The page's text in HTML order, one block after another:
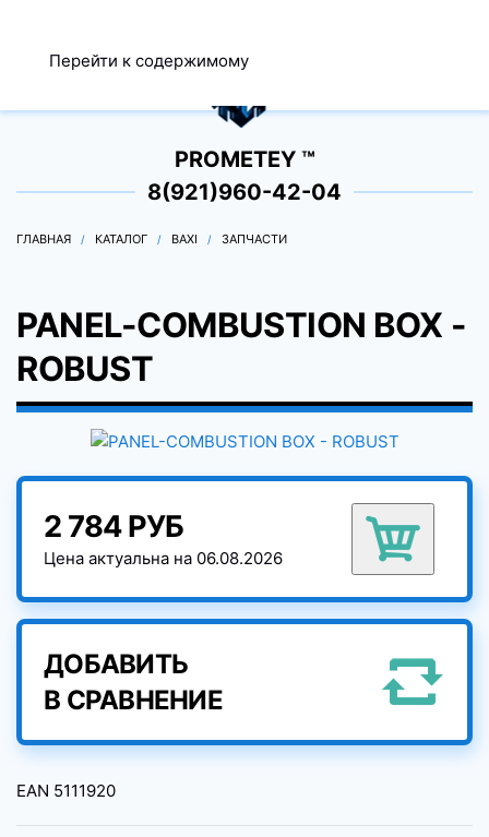
Перейти к содержимому
0
PROMETEY ™
8(921)960-42-04
ГЛАВНАЯ КАТАЛОГ BAXI ЗАПЧАСТИ
PANEL-COMBUSTION BOX -
ROBUST
2 784 РУБ
Цена актуальна на 06.08.2026
ДОБАВИТЬ
В СРАВНЕНИЕ
EAN 5111920